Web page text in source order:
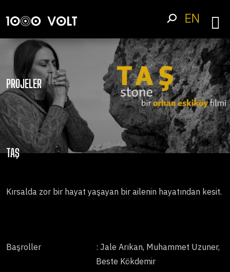
EN
PROJELER
TAŞ
Kırsalda zor bir hayat yaşayan bir ailenin hayatından kesit.
Başroller
: Jale Arıkan, Muhammet Uzuner,
Beste Kökdemir